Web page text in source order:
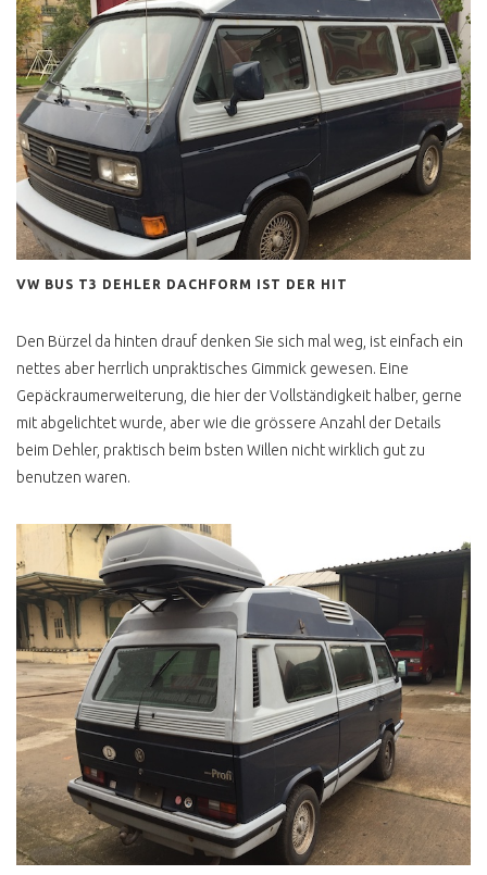
VW BUS T3 DEHLER DACHFORM IST DER HIT
Den Bürzel da hinten drauf denken Sie sich mal weg, ist einfach ein
nettes aber herrlich unpraktisches Gimmick gewesen. Eine
Gepäckraumerweiterung, die hier der Vollständigkeit halber, gerne
mit abgelichtet wurde, aber wie die grössere Anzahl der Details
beim Dehler, praktisch beim bsten Willen nicht wirklich gut zu
benutzen waren.